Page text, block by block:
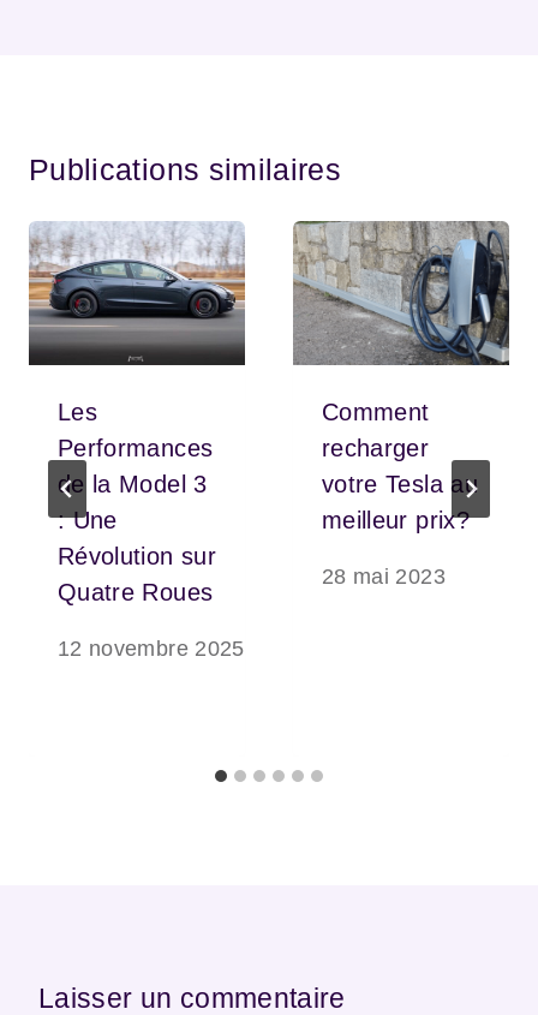
Publications similaires
Les
Performances
de la Model 3
: Une
Révolution sur
Quatre Roues
12 novembre 2025
Comment
recharger
votre Tesla au
meilleur prix?
28 mai 2023
Laisser un commentaire